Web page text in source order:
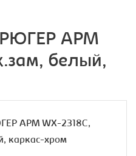
АРМ
белый,